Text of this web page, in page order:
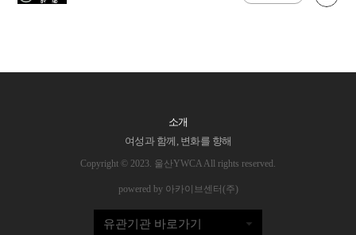
소개
여성과 함께, 변화를 향해
Copyright © 2023. 울산YWCA All rights reserved.
powered by 아카이브센터(주)
유관기관 바로가기